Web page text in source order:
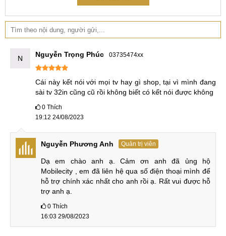
chất liệu cao cấp và rất bền bỉ, giúp cho sản phẩm luôn giữ
được vẻ đẹp và chất lượng trong thời gian dài sử dụng.
Thông số kỹ thuật của Android TV Box MX9 5G
có hệ điều hành Android 9, giúp biến chiếc TV của bạn
khả năng kết nối với bàn phím và chuột không dây, bạn có
phim hay chơi game một cách dễ dàng.
Thông số kỹ thuật của sản phẩm
với bộ xử lý 4 lõi, cho hiệu suất tối đa. Bạn có thể thưởng
thức các trò chơi 3D, cũng như công nghệ video 4K, DDR2,
N Nguyễn Trọng Phúc 03735474xx
Cái này kết nói với mọi tv hay gì shop, tại vì mình đang
sài tv 32in cũng cũ rồi không biết có kết nói được không
0 Thích
19:12 24/08/2023
Nguyễn Phương Anh Quản trị viên
Dạ em chào anh ạ. Cảm ơn anh đã ủng hộ
Mobilecity , em đã liên hệ qua số điện thoại mình để
hỗ trợ chính xác nhất cho anh rồi ạ. Rất vui được hỗ
trợ anh ạ.
0 Thích
16:03 29/08/2023